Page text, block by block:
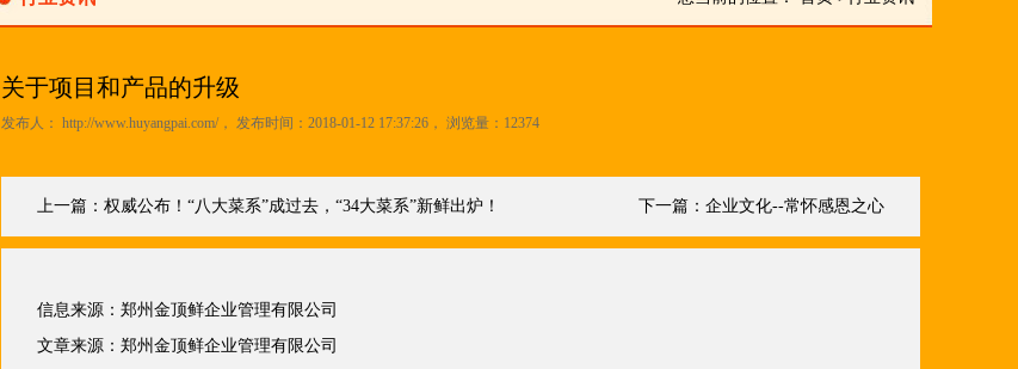
关于项目和产品的升级
发布人： http://www.huyangpai.com/， 发布时间：2018-01-12 17:37:26， 浏览量：12374
上一篇： 权威公布！“八大菜系”成过去，“34大菜系”新鲜出炉！ 下一篇： 企业文化--常怀感恩之心
信息来源： 郑州金顶鲜企业管理有限公司
文章来源： 郑州金顶鲜企业管理有限公司